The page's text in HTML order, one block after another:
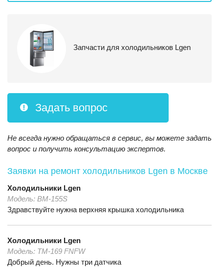
Запчасти для холодильников Lgen
Задать вопрос
Не всегда нужно обращаться в сервис, вы можете задать
вопрос и получить консультацию экспертов.
Заявки на ремонт холодильников Lgen в Москве
Холодильники Lgen
Модель: BM-155S
Здравствуйте нужна верхняя крышка холодильника
Холодильники Lgen
Модель: TM-169 FNFW
Добрый день. Нужны три датчика